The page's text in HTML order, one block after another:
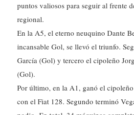
puntos valiosos para seguir al frente
regional.
En la A5, el eterno neuquino Dante
incansable Gol, se llevó el triunfo.
García (Gol) y tercero el cipoleño
(Gol).
Por último, en la A1, ganó el
con el Fiat 128. Segundo terminó